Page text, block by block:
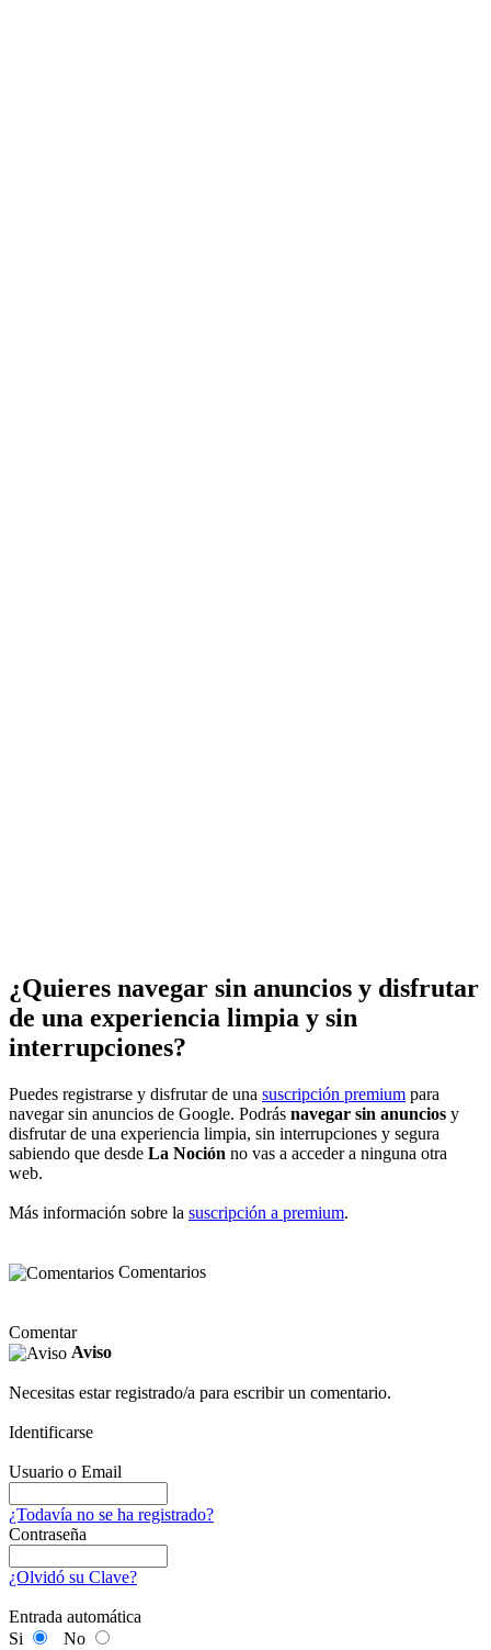
¿Quieres navegar sin anuncios y disfrutar
de una experiencia limpia y sin
interrupciones?
Puedes registrarse y disfrutar de una suscripción premium para
navegar sin anuncios de Google. Podrás navegar sin anuncios y
disfrutar de una experiencia limpia, sin interrupciones y segura
sabiendo que desde La Noción no vas a acceder a ninguna otra
web.
Más información sobre la suscripción a premium.
Comentarios
Comentar
Aviso
Necesitas estar registrado/a para escribir un comentario.
Identificarse
Usuario o Email
¿Todavía no se ha registrado?
Contraseña
¿Olvidó su Clave?
Entrada automática
Si
No